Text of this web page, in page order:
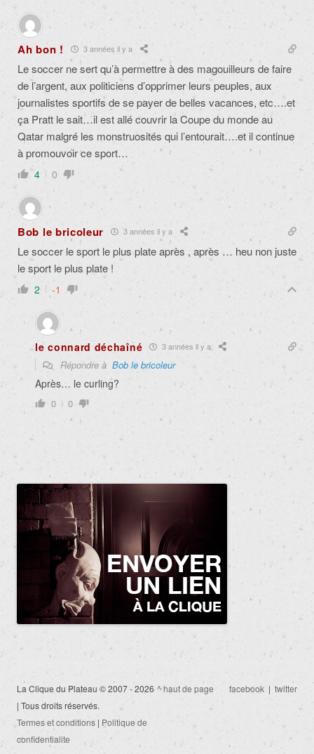
Ah bon ! 3 années il y a
Le soccer ne sert qu’à permettre à des magouilleurs de faire
de l’argent, aux politiciens d’opprimer leurs peuples, aux
journalistes sportifs de se payer de belles vacances, etc….et
ça Pratt le sait…il est allé couvrir la Coupe du monde au
Qatar malgré les monstruosités qui l’entourait….et il continue
à promouvoir ce sport…
4 0
Bob le bricoleur 3 années il y a
Le soccer le sport le plus plate après , après … heu non juste
le sport le plus plate !
2 -1
le connard déchaîné 3 années il y a
Répondre à Bob le bricoleur
Après… le curling?
0 0
La Clique du Plateau © 2007 - 2026
| Tous droits réservés.
Termes et conditions | Politique de
confidentialite
^ haut de page facebook | twitter